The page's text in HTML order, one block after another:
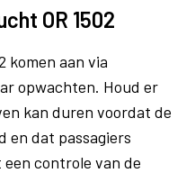
OR 1502
komen aan via
opwachten. Houd er
kan duren voordat de
en dat passagiers
controle van de